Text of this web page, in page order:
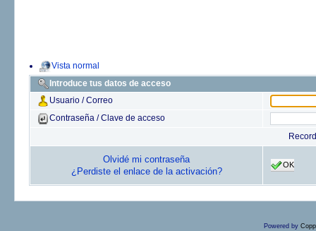
Vista normal
Introduce tus datos de acceso
Usuario / Correo
Contraseña / Clave de acceso
Olvidé mi contraseña
¿Perdiste el enlace de la activación?
OK
Powered by